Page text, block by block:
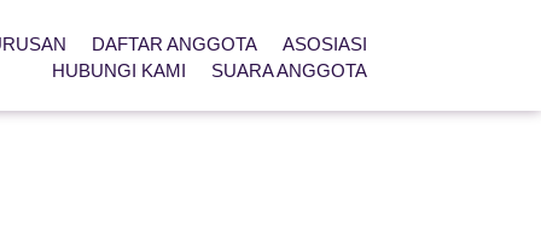
DAFTAR ANGGOTA
ASOSIASI
HUBUNGI KAMI
SUARA ANGGOTA